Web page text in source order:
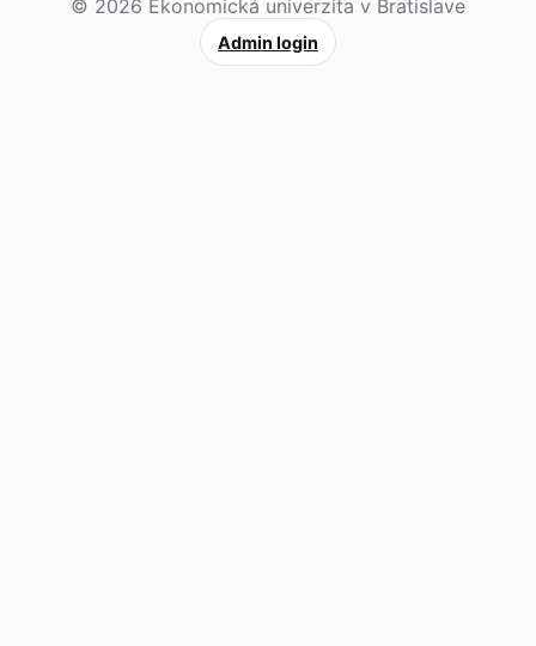
© 2026 Ekonomická univerzita v Bratislave
Admin login